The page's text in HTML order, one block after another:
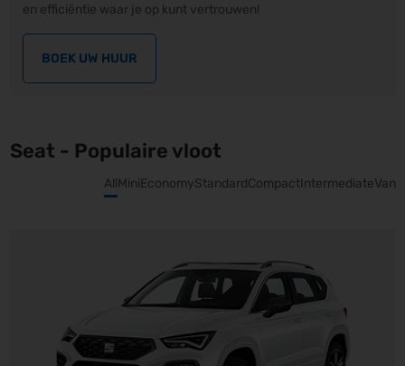
en efficiëntie waar je op kunt vertrouwen!
BOEK UW HUUR
Seat - Populaire vloot
AllMiniEconomyStandardCompactIntermediateVan